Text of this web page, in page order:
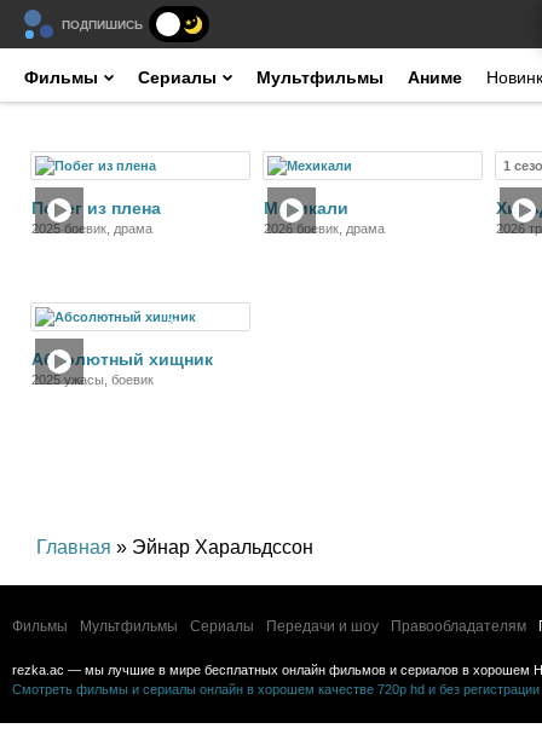
ПОДПИШИСЬ
Фильмы Сериалы Мультфильмы Аниме
Побег из плена
2025 боевик, драма
Мехикали
2026 боевик, драма
1
2026
Фильм
Абсолютный хищник
2025 ужасы, боевик
Главная » Эйнар Харальдссон
Фильмы Мультфильмы Сериалы Передачи и шоу Правообладателям
rezka.ac — мы лучшие в мире бесплатных онлайн фильмов и сериалов в хорошем
Смотреть фильмы и сериалы онлайн в хорошем качестве 720p hd и без